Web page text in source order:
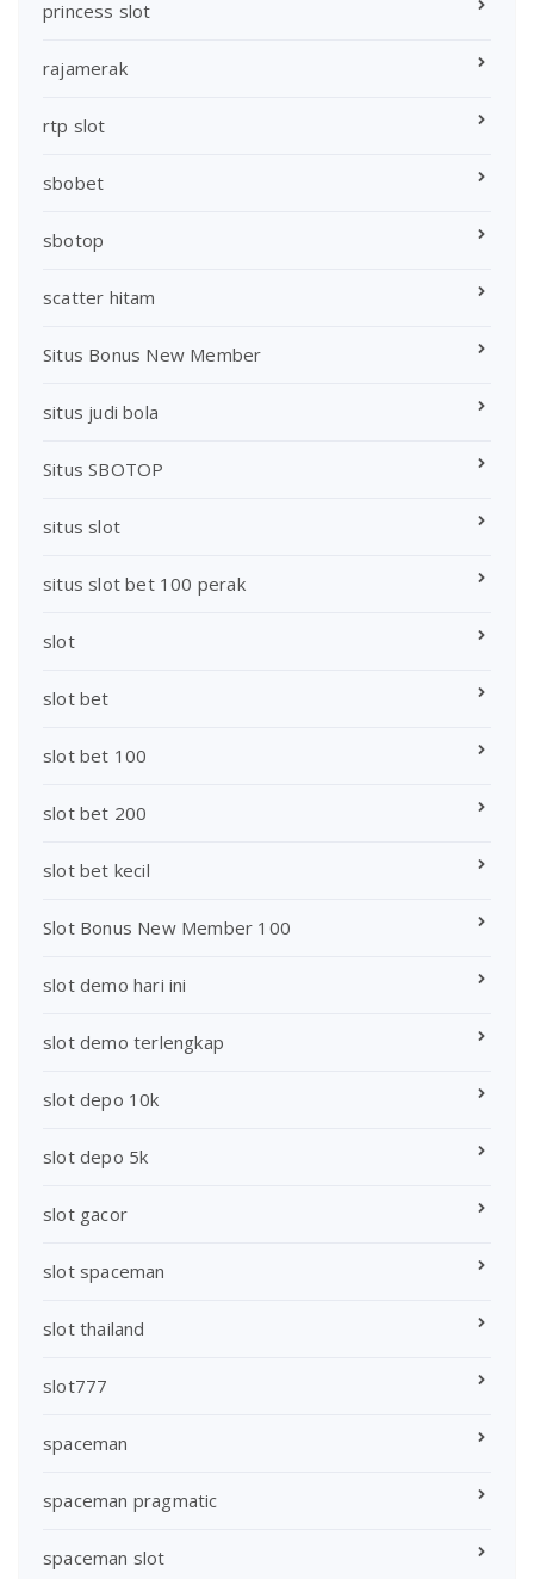
princess slot
rajamerak
rtp slot
sbobet
sbotop
scatter hitam
Situs Bonus New Member
situs judi bola
Situs SBOTOP
situs slot
situs slot bet 100 perak
slot
slot bet
slot bet 100
slot bet 200
slot bet kecil
Slot Bonus New Member 100
slot demo hari ini
slot demo terlengkap
slot depo 10k
slot depo 5k
slot gacor
slot spaceman
slot thailand
slot777
spaceman
spaceman pragmatic
spaceman slot